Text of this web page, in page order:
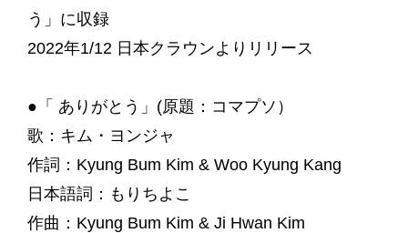
う」に収録
2022年1/12 日本クラウンよりリリース
●「 ありがとう」(原題：コマプソ）
歌：キム・ヨンジャ
作詞：Kyung Bum Kim & Woo Kyung Kang
日本語詞：もりちよこ
作曲：Kyung Bum Kim & Ji Hwan Kim